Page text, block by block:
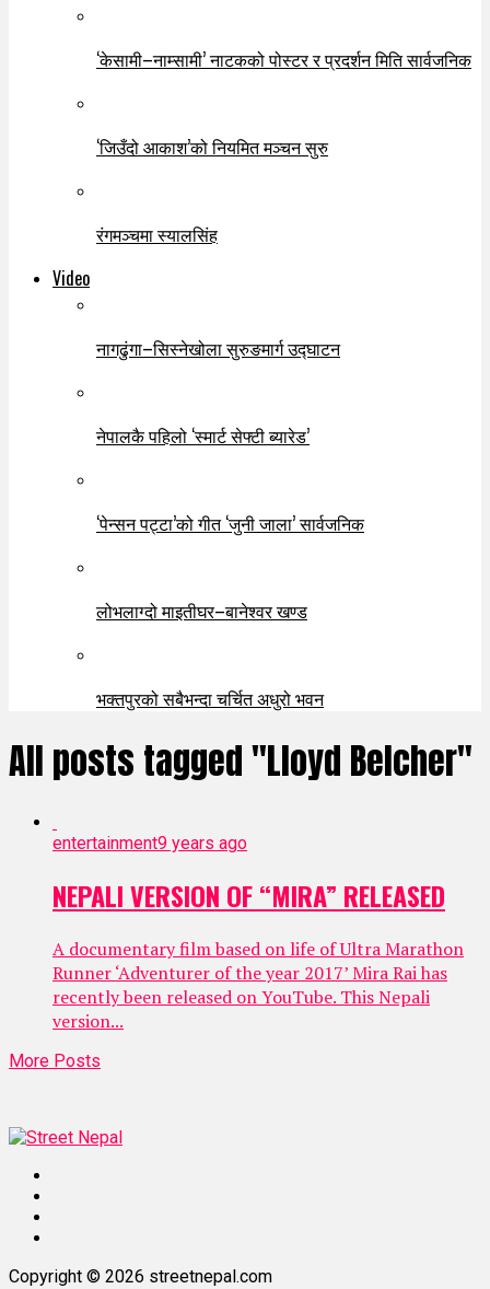
‘केसामी–नाम्सामी’ नाटकको पोस्टर र प्रदर्शन मिति सार्वजनिक
‘जिउँदो आकाश’को नियमित मञ्चन सुरु
रंगमञ्चमा स्यालसिंह
Video
नागढुंगा–सिस्नेखोला सुरुङमार्ग उद्घाटन
नेपालकै पहिलो ‘स्मार्ट सेफ्टी ब्यारेड’
‘पेन्सन पट्टा’को गीत ‘जुनी जाला’ सार्वजनिक
लोभलाग्दो माइतीघर–बानेश्वर खण्ड
भक्तपुरको सबैभन्दा चर्चित अधुरो भवन
All posts tagged "Lloyd Belcher"
entertainment9 years ago
NEPALI VERSION OF “MIRA” RELEASED
A documentary film based on life of Ultra Marathon
Runner ‘Adventurer of the year 2017’ Mira Rai has
recently been released on YouTube. This Nepali
version...
More Posts
Copyright © 2026 streetnepal.com